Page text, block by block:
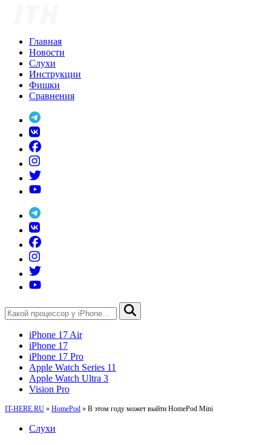
Главная
Новости
Слухи
Инструкции
Фишки
Сравнения
iPhone 17 Air
iPhone 17
iPhone 17 Pro
Apple Watch Series 11
Apple Watch Ultra 3
Vision Pro
IT-HERE.RU » HomePod » В этом году может выйти HomePod Mini
Слухи